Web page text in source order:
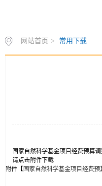
网站首页 > 常用下载
国家自然科学基金项目经费预算
请点击附件下载
附件【国家自然科学基金项目经费预